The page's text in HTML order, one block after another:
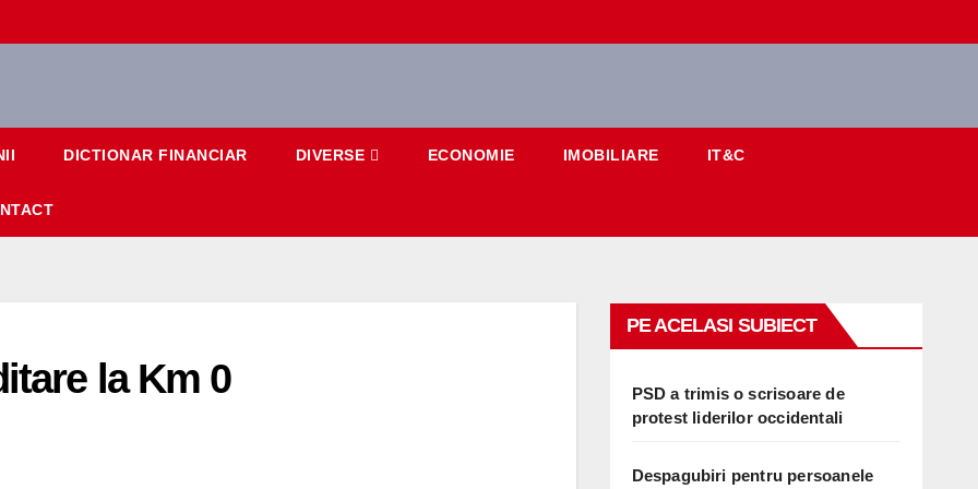
DICTIONAR FINANCIAR DIVERSE ECONOMIE IMOBILIARE IT&C
la Km 0
PE ACELASI SUBIECT
PSD a trimis o scrisoare de
protest liderilor occidentali
Despagubiri pentru persoanele